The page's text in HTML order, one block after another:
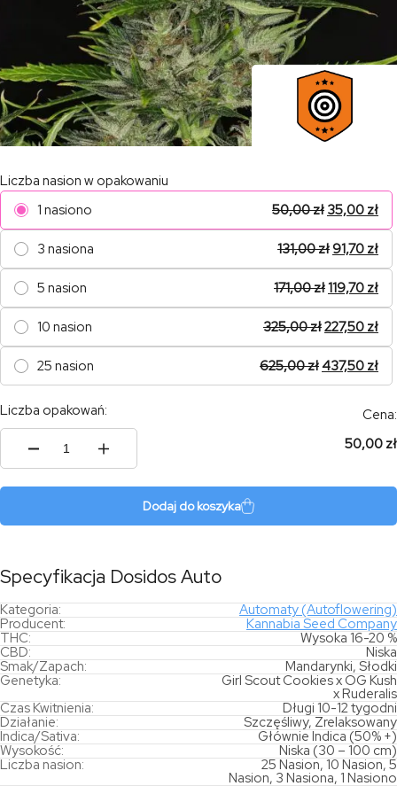
Liczba nasion w opakowaniu
1 nasiono
50,00zł 35,00 zł
3 nasiona 131,00zł91,70 zł
5 nasion 171,00zł119,70 zł
10 nasion 325,00zł227,50 zł
25 nasion 625,00zł437,50 zł
Liczba opakowań:
ilość
Cena:
50,00 zł
Dodaj do koszyka
Specyfikacja Dosidos Auto
Kategoria:
Automaty (Autoflowering)
Producent:
Kannabia Seed Company
THC:
Wysoka 16-20 %
CBD:
Niska
Smak/Zapach:
Mandarynki, Słodki
Genetyka:
Girl Scout Cookies x OG Kush
x Ruderalis
Czas Kwitnienia:
Długi 10-12 tygodni
Działanie:
Szczęśliwy, Zrelaksowany
Indica/Sativa:
Głównie Indica (50% +)
Wysokość:
Niska (30 – 100 cm)
Liczba nasion:
25 Nasion, 10 Nasion, 5
Nasion, 3 Nasiona, 1 Nasiono